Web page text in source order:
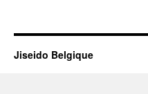
Jiseido Belgique